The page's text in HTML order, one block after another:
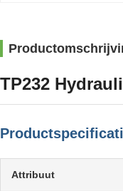
TP232
Attribuut